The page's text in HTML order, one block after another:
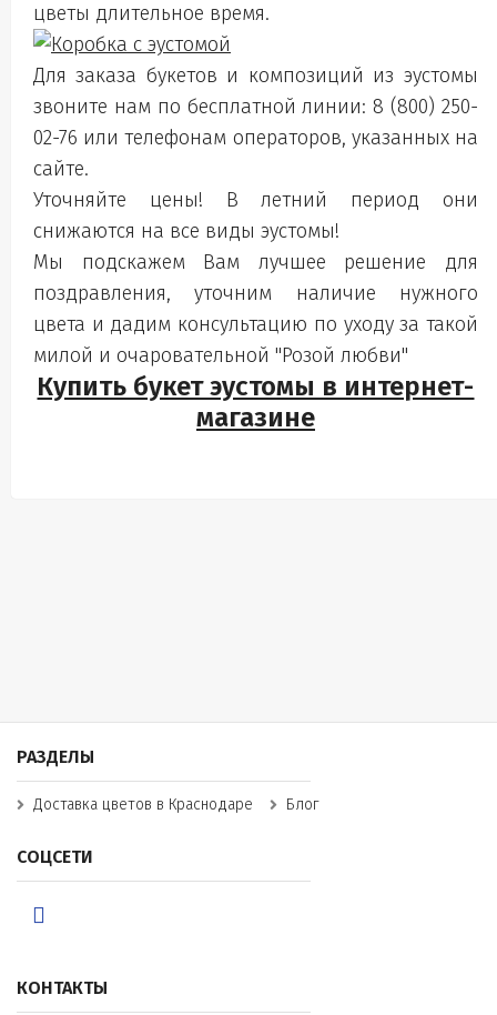
цветы длительное время.
Для заказа букетов и композиций из эустомы
звоните нам по бесплатной линии: 8 (800) 250-
02-76 или телефонам операторов, указанных на
сайте.
Уточняйте цены! В летний период они
снижаются на все виды эустомы!
Мы подскажем Вам лучшее решение для
поздравления, уточним наличие нужного
цвета и дадим консультацию по уходу за такой
милой и очаровательной "Розой любви"
Купить букет эустомы в интернет-
магазине
КОНТАКТЫ
РАЗДЕЛЫ
Доставка цветов в Краснодаре Блог
СОЦСЕТИ